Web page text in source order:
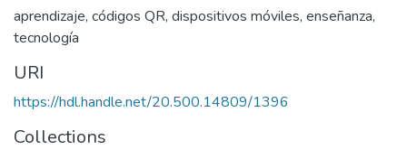
aprendizaje, códigos QR, dispositivos móviles, enseñanza,
tecnología
URI
https://hdl.handle.net/20.500.14809/1396
Collections